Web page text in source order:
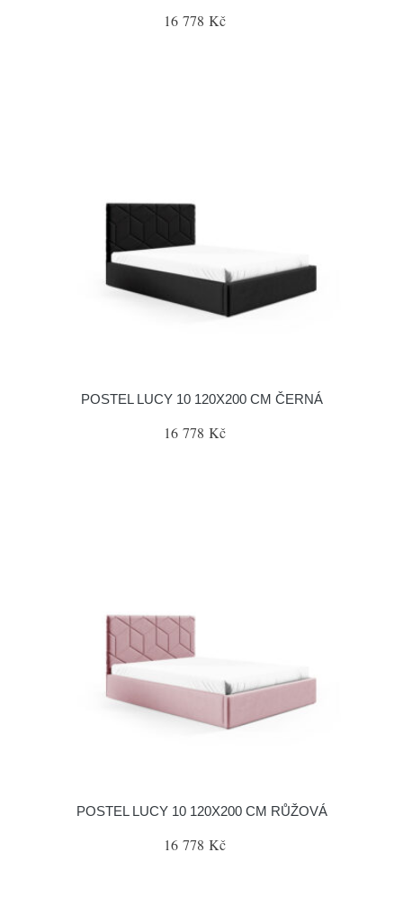
16 778 Kč
POSTEL LUCY 10 120X200 CM ČERNÁ
16 778 Kč
POSTEL LUCY 10 120X200 CM RŮŽOVÁ
16 778 Kč